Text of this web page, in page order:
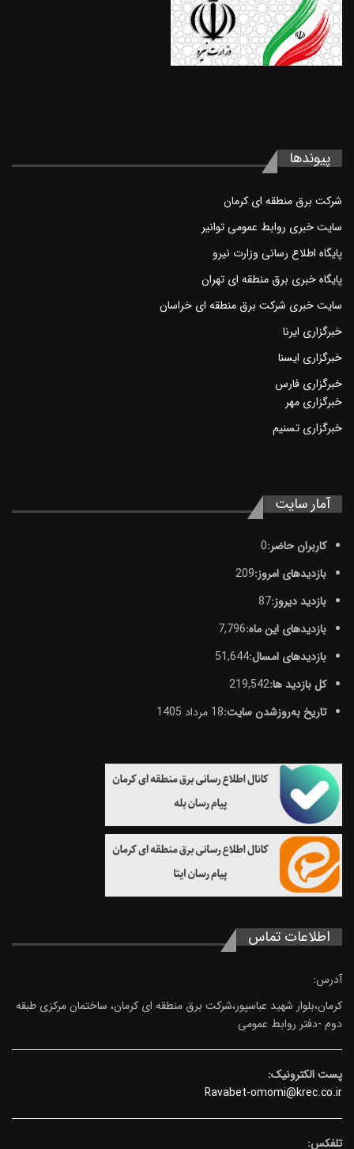
پیوند‌ها
شرکت برق منطقه ای کرمان
سايت خبری روابط عمومی توانير
پايگاه اطلاع رسانی وزارت نيرو
پایگاه خبری برق منطقه ای تهران
سايت خبری شرکت برق منطقه ای خراسان
خبرگزاری ايرنا
خبرگزاری ايسنا
خبرگزاری فارس
خبرگزاری مهر
خبرگزاری تسنيم
آمار سایت
کاربران حاضر:0
بازدیدهای امروز:209
بازدید دیروز:87
بازدیدهای این ماه:7,796
بازدیدهای امسال:51,644
کل بازدید ها:219,542
تاریخ به‌روزشدن سایت:18 مرداد 1405
اطلاعات تماس
آدرس:
کرمان،بلوار شهید عباسپور،شرکت برق منطقه ای کرمان، ساختمان مرکزی طبقه
دوم -دفتر روابط عمومی
پست الکترونیک:
Ravabet-omomi@krec.co.ir
تلفکس: